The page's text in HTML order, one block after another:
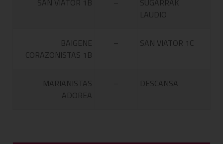
SAN VIATOR 1B –
SUGARRAK
LAUDIO
BAIGENE
CORAZONISTAS 1B
– SAN VIATOR 1C
MARIANISTAS
ADOREA
– DESCANSA